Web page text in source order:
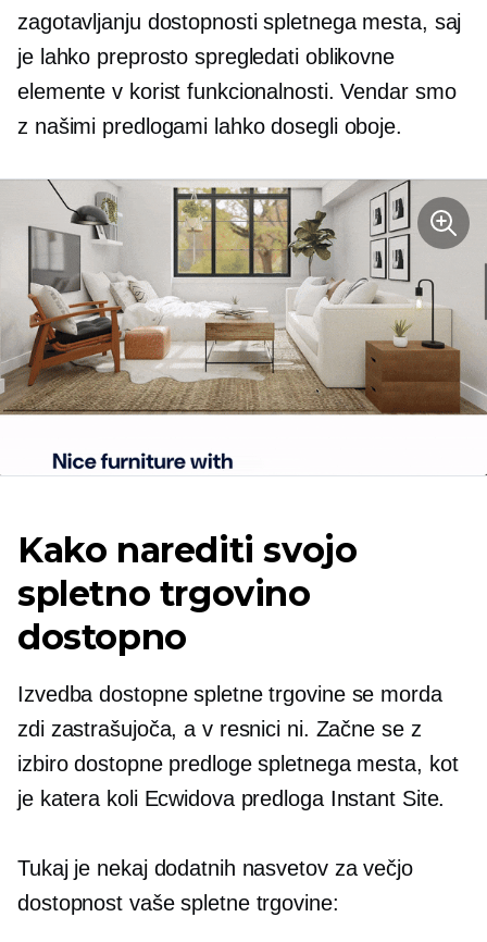
zagotavljanju dostopnosti spletnega mesta, saj
je lahko preprosto spregledati oblikovne
elemente v korist funkcionalnosti. Vendar smo
z našimi predlogami lahko dosegli oboje.
Kako narediti svojo
spletno trgovino
dostopno
Izvedba dostopne spletne trgovine se morda
zdi zastrašujoča, a v resnici ni. Začne se z
izbiro dostopne predloge spletnega mesta, kot
je katera koli Ecwidova predloga Instant Site.
Tukaj je nekaj dodatnih nasvetov za večjo
dostopnost vaše spletne trgovine: